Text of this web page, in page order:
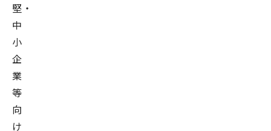
堅・
中
小
企
業
等
向
け